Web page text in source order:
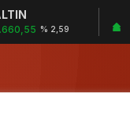
% 2,59